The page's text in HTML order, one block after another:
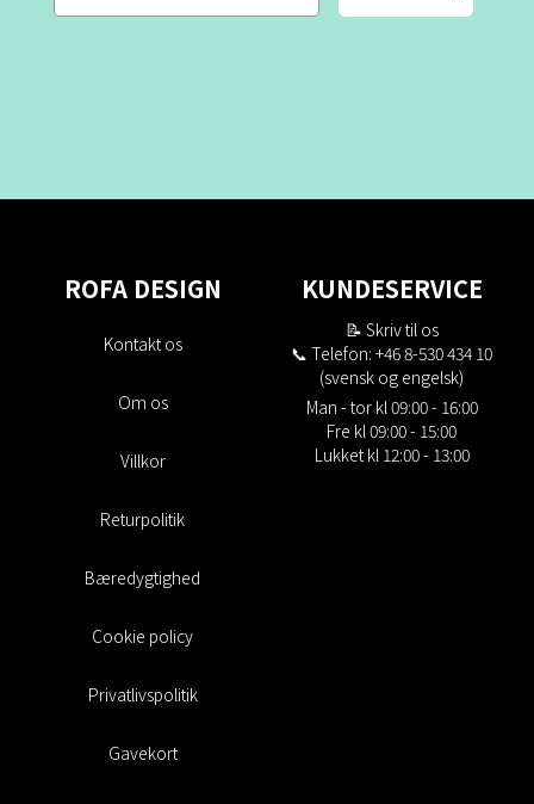
ROFA DESIGN
Kontakt os
Om os
Villkor
Returpolitik
Bæredygtighed
Cookie policy
Privatlivspolitik
Gavekort
KUNDESERVICE
📝 Skriv til os
📞 Telefon: +46 8-530 434 10
(svensk og engelsk)
Man - tor kl 09:00 - 16:00
Fre kl 09:00 - 15:00
Lukket kl 12:00 - 13:00